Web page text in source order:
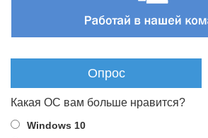
Опрос
Какая ОС вам больше нравится?
Windows 10